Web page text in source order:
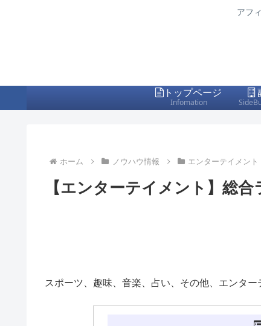
アフ
トップページ
Infomation
ホーム ノウハウ情報 エンターテイメント
【エンターテイメント】総
スポーツ、趣味、音楽、占い、その他、エンタ